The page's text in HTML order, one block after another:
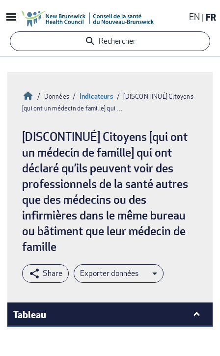
au
contenu
principal
EN FR
Rechercher
Fil
d'Ariane
Accueil
Données Indicateurs
[DISCONTINUÉ] Citoyens
[qui ont un médecin de famille] qui …
[DISCONTINUÉ] Citoyens [qui ont
un médecin de famille] qui ont
déclaré qu’ils peuvent voir des
professionnels de la santé autres
que des médecins ou des
infirmières dans le même bureau
ou bâtiment que leur médecin de
famille
Exporter données
Tableau